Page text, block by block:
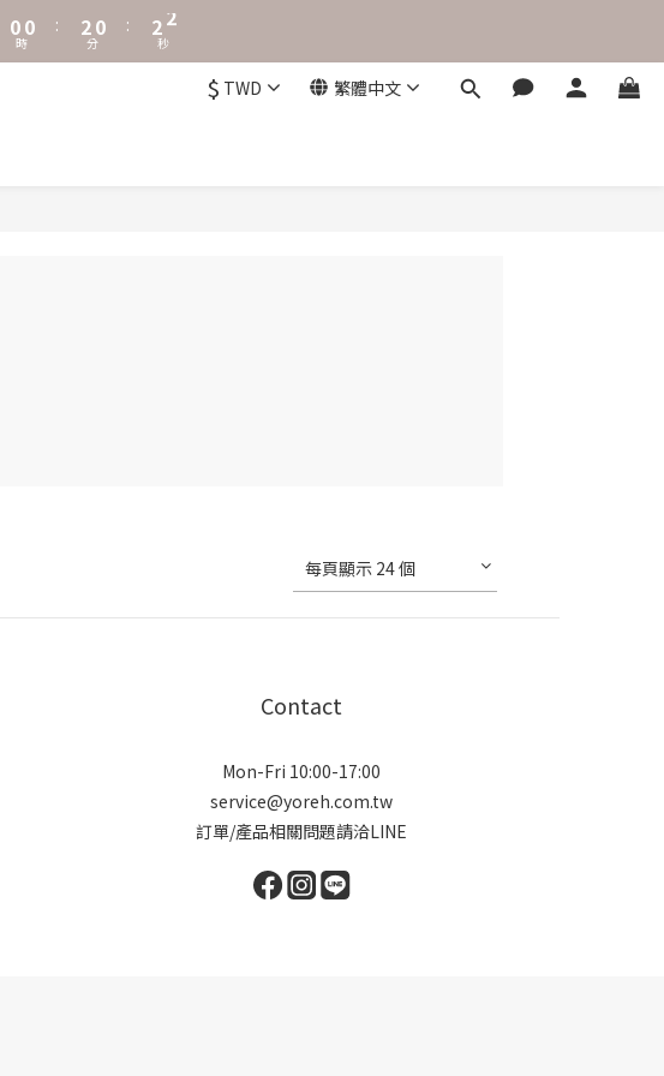
00
時
:
2
1
0
分
:
2
1
1
0
秒
$ TWD 繁體中文
每頁顯示 24 個
Contact
Mon-Fri 10:00-17:00
service@yoreh.com.tw
訂單/產品相關問題請洽LINE